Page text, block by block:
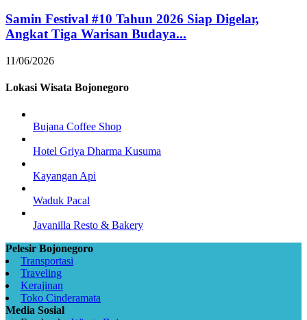
Samin Festival #10 Tahun 2026 Siap Digelar,
Angkat Tiga Warisan Budaya...
11/06/2026
Lokasi Wisata Bojonegoro
Bujana Coffee Shop
Hotel Griya Dharma Kusuma
Kayangan Api
Waduk Pacal
Javanilla Resto & Bakery
Pelesir Bojonegoro
Transportasi
Traveling
Kerajinan
Toko Cinderamata
Media Sosial